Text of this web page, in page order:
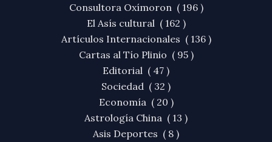
Consultora Oxímoron ( 196 )
El Asís cultural ( 162 )
Artículos Internacionales ( 136 )
Cartas al Tío Plinio ( 95 )
Editorial ( 47 )
Sociedad ( 32 )
Economía ( 20 )
Astrología China ( 13 )
Asis Deportes ( 8 )